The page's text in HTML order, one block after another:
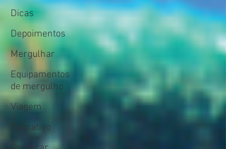
Dicas
Depoimentos
Mergulhar
Equipamentos
de mergulho
Viagem
Educativo